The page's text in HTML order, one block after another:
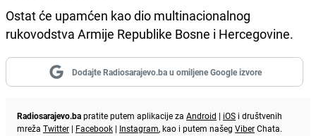
Ostat će upamćen kao dio multinacionalnog
rukovodstva Armije Republike Bosne i Hercegovine.
Dodajte Radiosarajevo.ba u omiljene Google izvore
Radiosarajevo.bapratite putem aplikacije za Android | iOS i društvenih
mreža Twitter | Facebook | Instagram, kao i putem našeg ViberChata.